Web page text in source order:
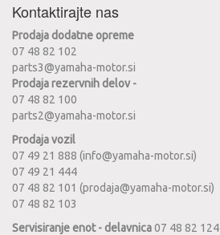
Kontaktirajte nas
Prodaja dodatne opreme
07 48 82 102
parts3@yamaha-motor.si
Prodaja rezervnih delov -
07 48 82 100
parts2@yamaha-motor.si
Prodaja vozil
07 49 21 888 (info@yamaha-motor.si)
07 49 21 444
07 48 82 101 (prodaja@yamaha-motor.si)
07 48 82 103
Servisiranje enot - delavnica07 48 82 124